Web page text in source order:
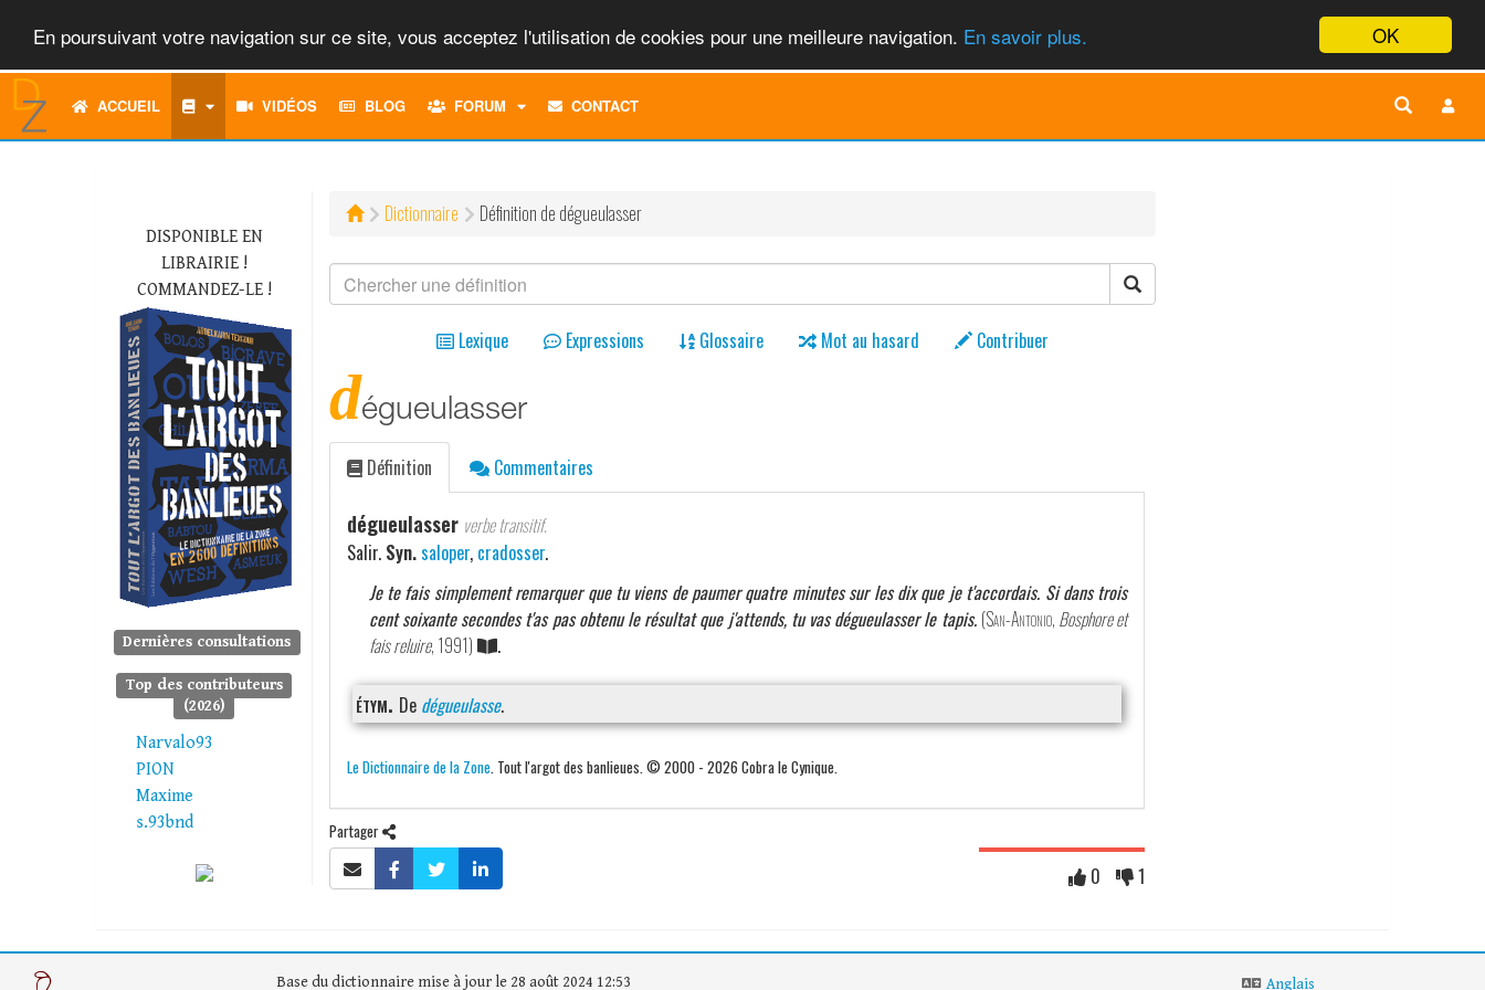
OK
En poursuivant votre navigation sur ce site, vous acceptez l'utilisation de cookies pour une meilleure navigation. En savoir plus.
ACCUEIL VIDÉOS BLOG FORUM
TOGGLECONTACT
DISPONIBLE EN
LIBRAIRIE !
COMMANDEZ-LE !
Dernières consultations
Top des contributeurs
(2026)
Narvalo93
PION
Maxime
s.93bnd
Dictionnaire Définition de dégueulasser
Lexique Expressions Glossaire Mot au hasard Contribuer
dégueulasser
Définition Commentaires
dégueulasser verbe transitif.
Salir. Syn.saloper, cradosser.
Je te fais simplement remarquer que tu viens de paumer quatre minutes sur les dix que je t'accordais. Si dans trois
cent soixante secondes t'as pas obtenu le résultat que j'attends, tu vas dégueulasser le tapis. (San-Antonio, Bosphore et
fais reluire, 1991) .
étym. De dégueulasse.
Le Dictionnaire de la Zone. Tout l'argot des banlieues. © 2000 - 2026 Cobra le Cynique.
Partager
0 1
Base du dictionnaire mise à jour le 28 août 2024 12:53 Anglais